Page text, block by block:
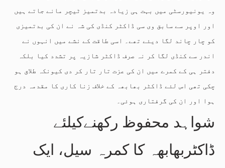
وہ یونیورسٹی میں بہت ہی زیادہ بدتمیز ٹیچر مانے جاتے ہیں
اور اوپر سے سابق وی سی ڈاکٹر کنڈی کی شہ نے ان کی بدتمیزی
کو چار چاند لگا دیئے تھے۔ اسی طاقت کے نشے میں انہوں نے
اندر سے کنڈی لگا کر نہ صرف ڈاکٹر شازیہ پر تشدد کیا بلکہ
دفتر ہی کے کمرے میں ان کی عزت تار تار کر دی کیونکہ طلاق ہو
چکی تھی اس لئے ڈاکٹر بھابھہ کے خلاف زنا کاری کا مقدمہ درج
ہوا اور ان کی گرفتاری ہوئی۔
شواہد محفوظ رکھنےکیلئے
ڈاکٹربھابھہ کا کمرہ سیل، ایک